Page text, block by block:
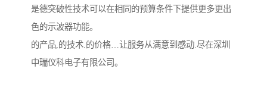
是德突破性技术可以在相同的预算条件下提供更多更出
色的示波器功能。
的产品,的技术.的价格…让服务从满意到感动.尽在深圳
中瑞仪科电子有限公司。